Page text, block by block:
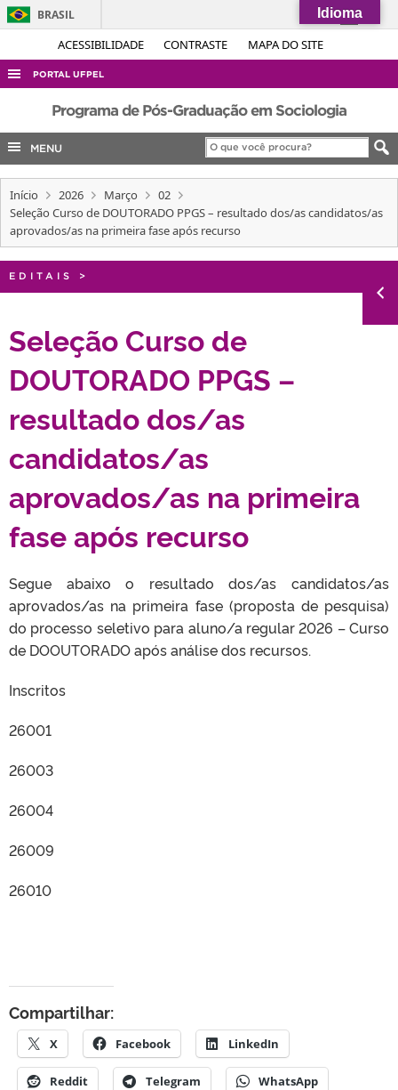
ACESSIBILIDADE CONTRASTE MAPA DO SITE
BRASIL
Simplifique!
Acesso à informação
Legislação
Canais
PORTAL UFPEL
ACESSO À INFORMAÇÃO
AUDITORIA
COBALTO
CONCURSOS
EDITAIS
TELEFONES
Programa de Pós-Graduação em Sociologia
MENU
Início 2026 Março
02
Seleção Curso de DOUTORADO PPGS – resultado dos/as candidatos/as
aprovados/as na primeira fase após recurso
EDITAIS >
Seleção Curso de
DOUTORADO PPGS –
resultado dos/as
candidatos/as
aprovados/as na primeira
fase após recurso
Segue abaixo o resultado dos/as candidatos/as
aprovados/as na primeira fase (proposta de pesquisa)
do processo seletivo para aluno/a regular 2026 – Curso
de DOOUTORADO após análise dos recursos.
Inscritos
26001
26003
26004
26009
26010
Compartilhar:
X Facebook LinkedIn
Reddit Telegram WhatsApp
Idioma